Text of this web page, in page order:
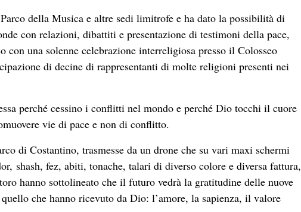
della Musica e altre sedi limitrofe e ha dato la possibilità di
con relazioni, dibattiti e presentazione di testimoni della pace,
con una solenne celebrazione interreligiosa presso il Colosseo
di decine di rappresentanti di molte religioni presenti nei
perché cessino i conflitti nel mondo e perché Dio tocchi il cuore
vie di pace e non di conflitto.
di Costantino, trasmesse da un drone che su vari maxi schermi
shash, fez, abiti, tonache, talari di diverso colore e diversa fattura,
hanno sottolineato che il futuro vedrà la gratitudine delle nuove
che hanno ricevuto da Dio: l’amore, la sapienza, il valore